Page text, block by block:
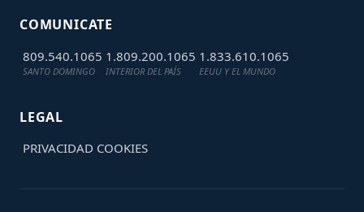
COMUNICATE
809.540.1065
SANTO DOMINGO
1.809.200.1065
INTERIOR DEL PAÍS
1.833.610.1065
EEUU Y EL MUNDO
LEGAL
PRIVACIDAD COOKIES